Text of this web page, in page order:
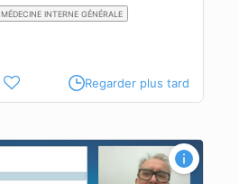
MÉDECINE INTERNE GÉNÉRALE
Regarder plus tard